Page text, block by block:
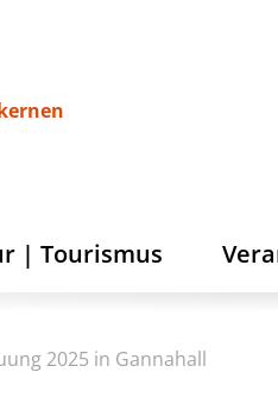
| Tourismus
2025 in Gannahall